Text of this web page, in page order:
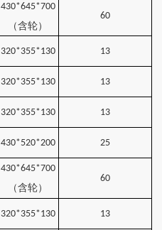
430*645*700
（含轮）
60
320*355*130 13
320*355*130 13
320*355*130 13
430*520*200 25
430*645*700
（含轮）
60
320*355*130 13